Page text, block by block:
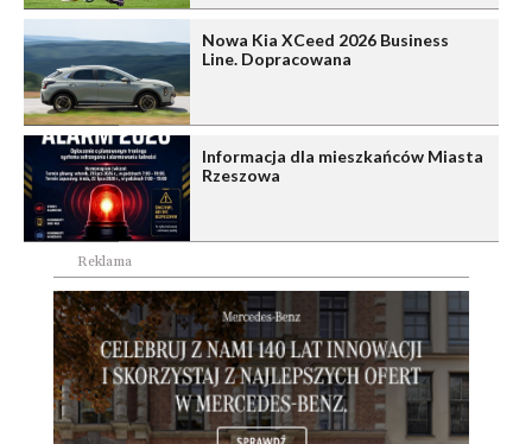
Nowa Kia XCeed 2026 Business
Line. Dopracowana
Informacja dla mieszkańców Miasta
Rzeszowa
Reklama